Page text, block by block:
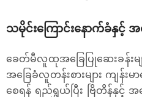
သမိုင်းကြောင်းနောက်ခံနှင့် အ
ခေတ်မီလူထုအခြေပြုဆေးခန်းမျ
အခြေခံလူတန်းစားများ ကျန်
စေရန် ရည်ရွယ်ပြီး ဗြိတိန်နှ